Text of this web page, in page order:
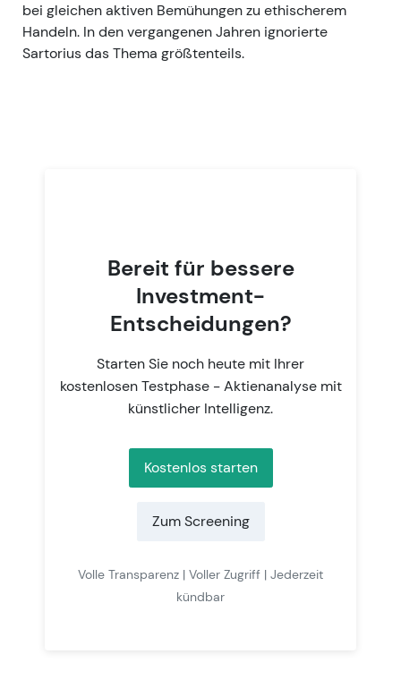
bei gleichen aktiven Bemühungen zu ethischerem
Handeln. In den vergangenen Jahren ignorierte
Sartorius das Thema größtenteils.
Bereit für bessere
Investment-
Entscheidungen?
Starten Sie noch heute mit Ihrer
kostenlosen Testphase - Aktienanalyse mit
künstlicher Intelligenz.
Kostenlos starten
Zum Screening
Volle Transparenz | Voller Zugriff | Jederzeit
kündbar